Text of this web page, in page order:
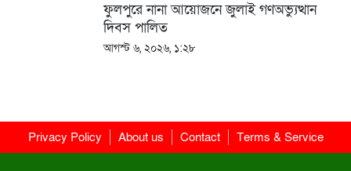
ফুলপুরে নানা আয়োজনে জুলাই গণঅভ্যুত্থান
দিবস পালিত
আগস্ট ৬, ২০২৬, ১:২৮
Privacy Policy About us Contact Terms & Service